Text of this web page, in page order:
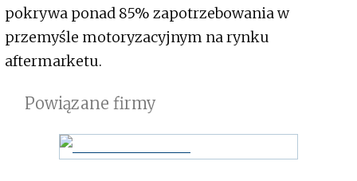
pokrywa ponad 85% zapotrzebowania w
przemyśle motoryzacyjnym na rynku
aftermarketu.
Powiązane firmy